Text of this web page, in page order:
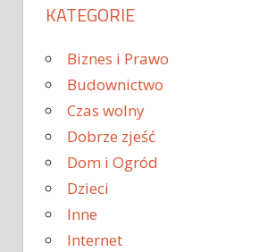
KATEGORIE
Biznes i Prawo
Budownictwo
Czas wolny
Dobrze zjeść
Dom i Ogród
Dzieci
Inne
Internet